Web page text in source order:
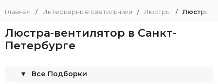
Главная / Интерьерные светильники / Люстры / Люстры
Люстра-вентилятор в Санкт-
Петербурге
Все Подборки
▼